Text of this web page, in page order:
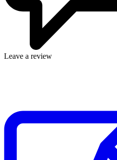
Leave a review